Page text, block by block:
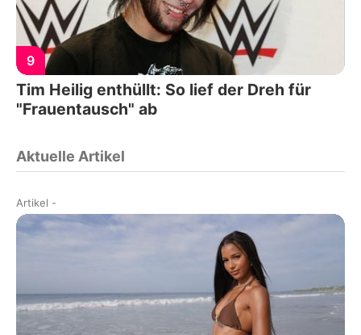
9
Tim Heilig enthüllt: So lief der Dreh für
"Frauentausch" ab
Aktuelle Artikel
Artikel -